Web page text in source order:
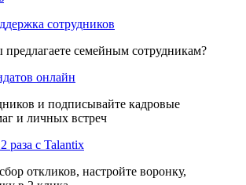
сотрудников
семейным сотрудникам?
онлайн
и подписывайте кадровые
и личных встреч
раза с Talantix
откликов, настройте воронку,